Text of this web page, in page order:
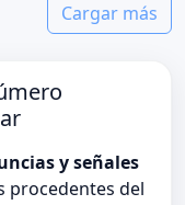
Cargar más
y señales
procedentes del